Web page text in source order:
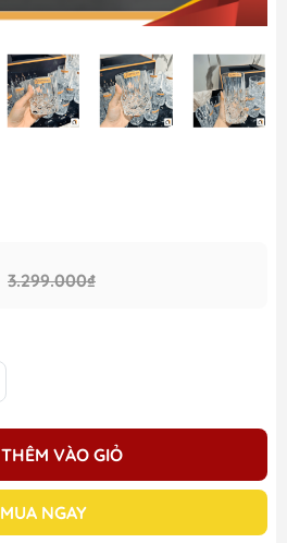
3.299.000₫
THÊM VÀO GIỎ
MUA NGAY